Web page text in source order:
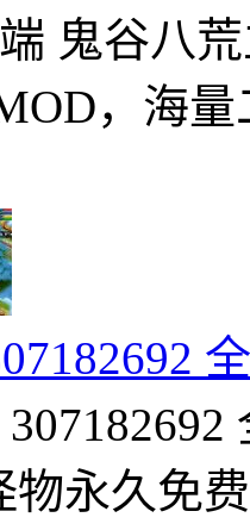
鬼谷八
，海
物永久免